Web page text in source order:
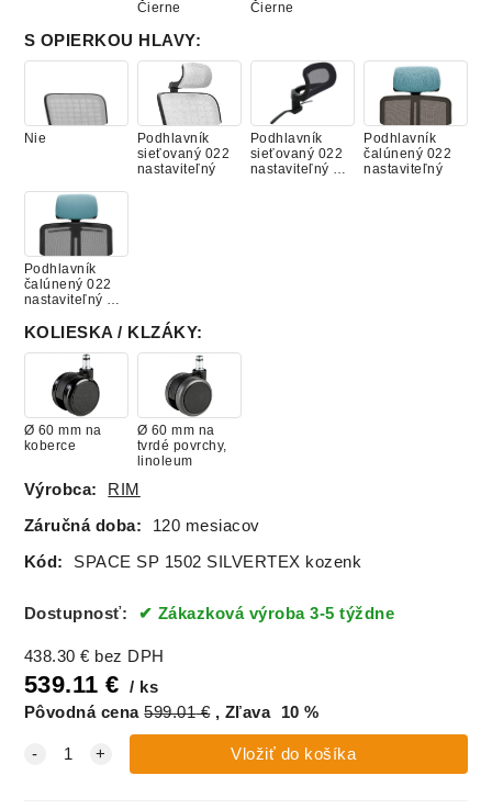
Čierne
Čierne
S OPIERKOU HLAVY:
Nie
Podhlavník
sieťovaný 022
nastaviteľný
Podhlavník
sieťovaný 022
nastaviteľný +
Podhlavník
čalúnený 022
nastaviteľný
Podhlavník
čalúnený 022
nastaviteľný +
KOLIESKA / KLZÁKY:
Ø 60 mm na
koberce
Ø 60 mm na
tvrdé povrchy,
linoleum
Výrobca: RIM
Záručná doba: 120 mesiacov
Kód: SPACE SP 1502 SILVERTEX kozenk
Dostupnosť: Zákazková výroba 3-5 týždne
438.30 € bez DPH
539.11 €
ks
Pôvodná cena 599.01€ Zľava 10 %